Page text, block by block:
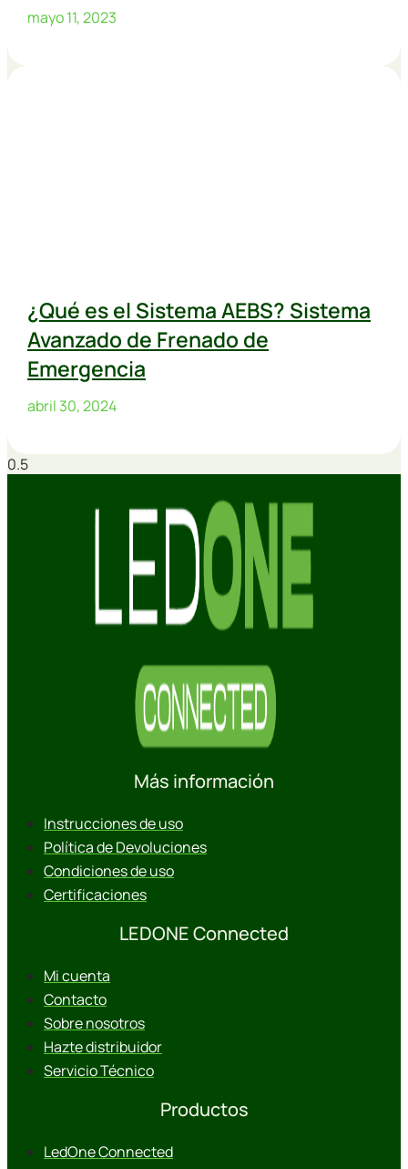
mayo 11, 2023
¿Qué es el Sistema AEBS? Sistema
Avanzado de Frenado de
Emergencia
abril 30, 2024
Más información
Instrucciones de uso
Política de Devoluciones
Condiciones de uso
Certificaciones
LEDONE Connected
Mi cuenta
Contacto
Sobre nosotros
Hazte distribuidor
Servicio Técnico
Productos
LedOne Connected